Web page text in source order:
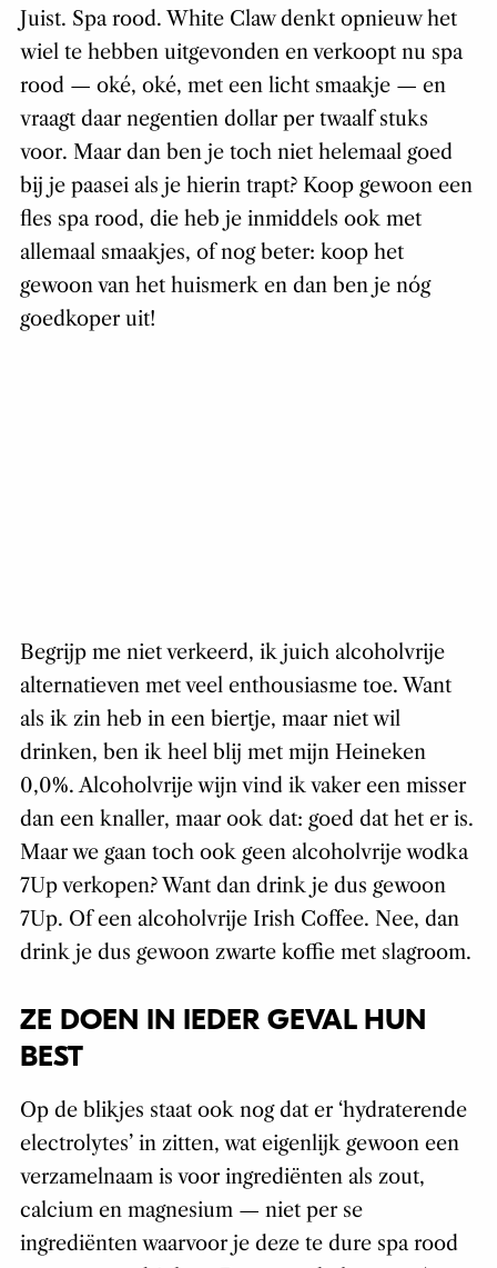
Juist. Spa rood. White Claw denkt opnieuw het
wiel te hebben uitgevonden en verkoopt nu spa
rood — oké, oké, met een licht smaakje — en
vraagt daar negentien dollar per twaalf stuks
voor. Maar dan ben je toch niet helemaal goed
bij je paasei als je hierin trapt? Koop gewoon een
fles spa rood, die heb je inmiddels ook met
allemaal smaakjes, of nog beter: koop het
gewoon van het huismerk en dan ben je nóg
goedkoper uit!
Begrijp me niet verkeerd, ik juich alcoholvrije
alternatieven met veel enthousiasme toe. Want
als ik zin heb in een biertje, maar niet wil
drinken, ben ik heel blij met mijn Heineken
0,0%. Alcoholvrije wijn vind ik vaker een misser
dan een knaller, maar ook dat: goed dat het er is.
Maar we gaan toch ook geen alcoholvrije wodka
7Up verkopen? Want dan drink je dus gewoon
7Up. Of een alcoholvrije Irish Coffee. Nee, dan
drink je dus gewoon zwarte koffie met slagroom.
ZE DOEN IN IEDER GEVAL HUN
BEST
Op de blikjes staat ook nog dat er ‘hydraterende
electrolytes’ in zitten, wat eigenlijk gewoon een
verzamelnaam is voor ingrediënten als zout,
calcium en magnesium — niet per se
ingrediënten waarvoor je deze te dure spa rood